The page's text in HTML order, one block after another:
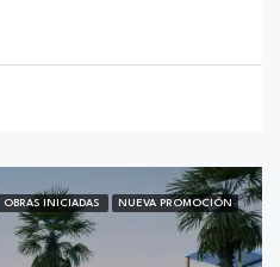
OBRAS INICIADAS NUEVA PROMOCIÓN